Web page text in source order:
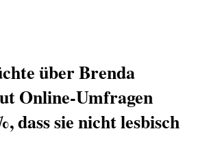
über Brenda
Online-Umfragen
dass sie nicht lesbisch